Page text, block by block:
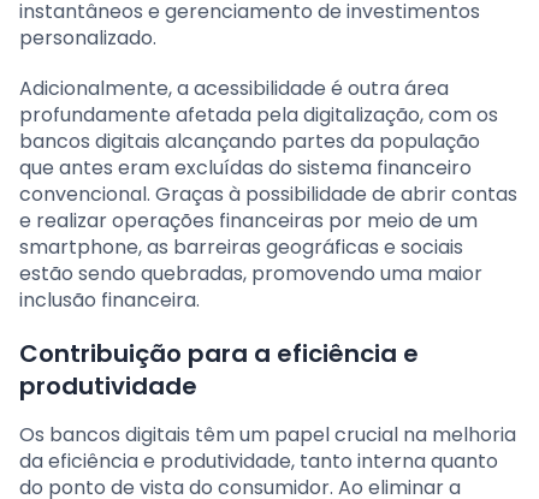
instantâneos e gerenciamento de investimentos
personalizado.
Adicionalmente, a acessibilidade é outra área
profundamente afetada pela digitalização, com os
bancos digitais alcançando partes da população
que antes eram excluídas do sistema financeiro
convencional. Graças à possibilidade de abrir contas
e realizar operações financeiras por meio de um
smartphone, as barreiras geográficas e sociais
estão sendo quebradas, promovendo uma maior
inclusão financeira.
Contribuição para a eficiência e
produtividade
Os bancos digitais têm um papel crucial na melhoria
da eficiência e produtividade, tanto interna quanto
do ponto de vista do consumidor. Ao eliminar a